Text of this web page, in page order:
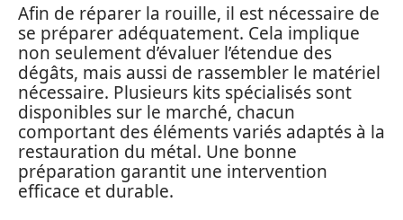
Afin de réparer la rouille, il est nécessaire de
se préparer adéquatement. Cela implique
non seulement d’évaluer l’étendue des
dégâts, mais aussi de rassembler le matériel
nécessaire. Plusieurs kits spécialisés sont
disponibles sur le marché, chacun
comportant des éléments variés adaptés à la
restauration du métal. Une bonne
préparation garantit une intervention
efficace et durable.